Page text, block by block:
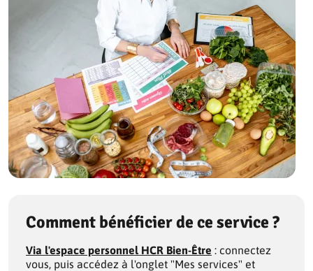
Comment bénéficier de ce service ?
Via l'espace personnel HCR Bien-Être : connectez
vous, puis accédez à l'onglet "Mes services" et